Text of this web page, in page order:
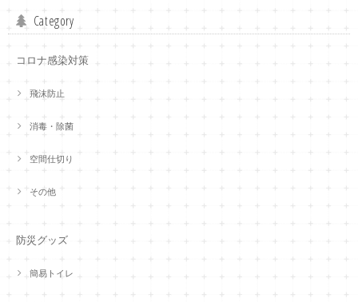
Category
コロナ感染対策
飛沫防止
消毒・除菌
空間仕切り
その他
防災グッズ
簡易トイレ